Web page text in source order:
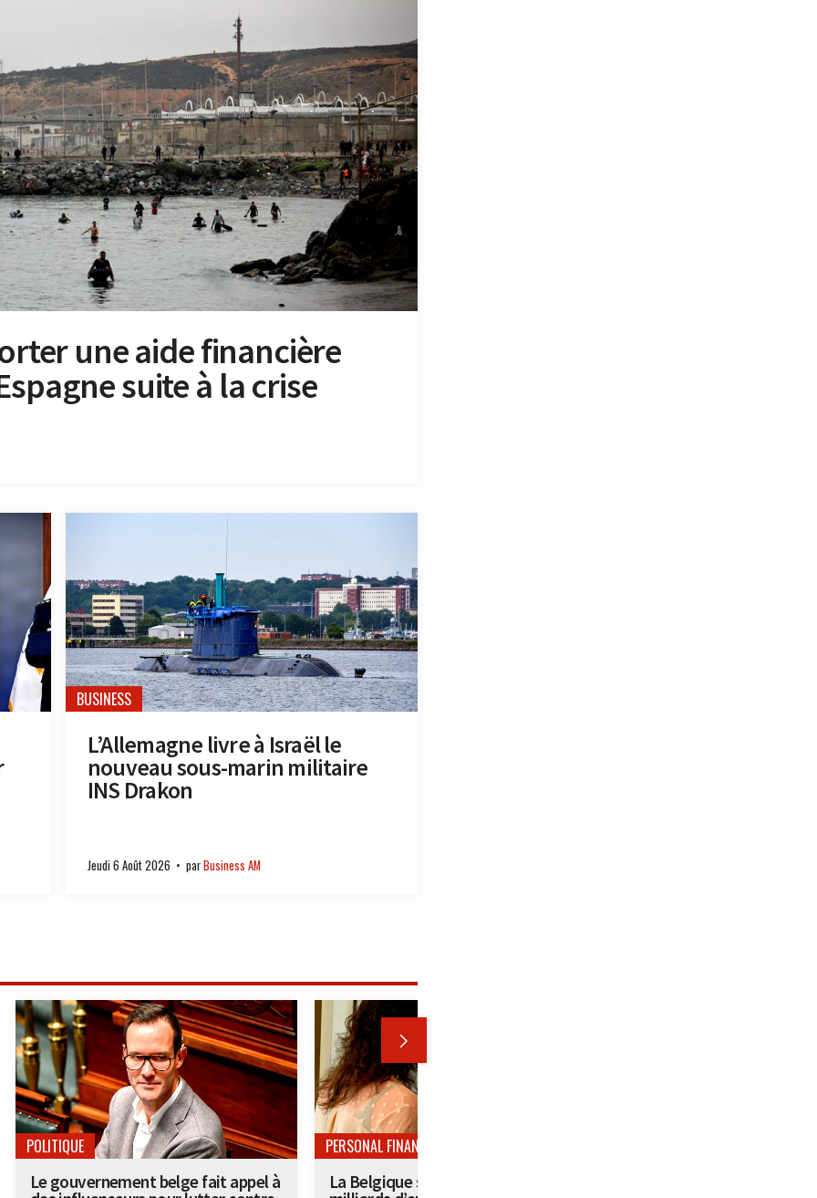
une aide financière
suite à la crise
BUSINESS
L’Allemagne livre à Israël le
nouveau sous-marin militaire
INS Drakon
Jeudi 6 Août 2026 parBusiness AM

POLITIQUE
Le gouvernement belge fait appel à
PERSONAL FINANCE
La Belgique souhaite mobiliser 300